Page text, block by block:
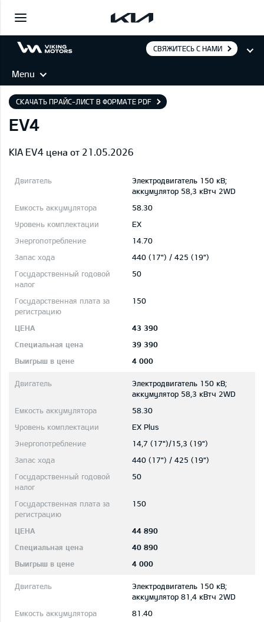
СВЯЖИТЕСЬ С НАМИ
Menu
СКАЧАТЬ ПРАЙС-ЛИСТ В ФОРМАТЕ PDF
EV4
KIA EV4 цена от 21.05.2026
Электродвигатель 150 кВ;
aккумулятор 58,3 кВтч 2WD
58.30
EX
14.70
440 (17") / 425 (19")
50
150
43 390
39 390
4 000
Электродвигатель 150 кВ;
aккумулятор 58,3 кВтч 2WD
58.30
EX Plus
14,7 (17")/15,3 (19")
440 (17") / 425 (19")
50
150
44 890
40 890
4 000
Электродвигатель 150 кВ;
aккумулятор 81,4 кВтч 2WD
81.40